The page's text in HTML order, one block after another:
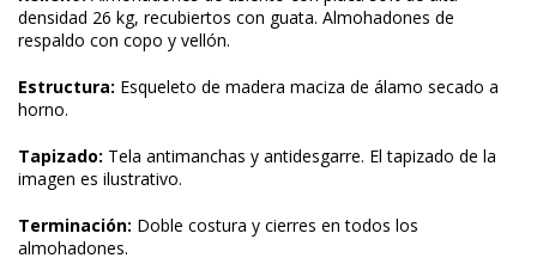
densidad 26 kg, recubiertos con guata. Almohadones de
respaldo con copo y vellón.
Estructura: Esqueleto de madera maciza de álamo secado a
horno.
Tapizado: Tela antimanchas y antidesgarre. El tapizado de la
imagen es ilustrativo.
Terminación: Doble costura y cierres en todos los
almohadones.